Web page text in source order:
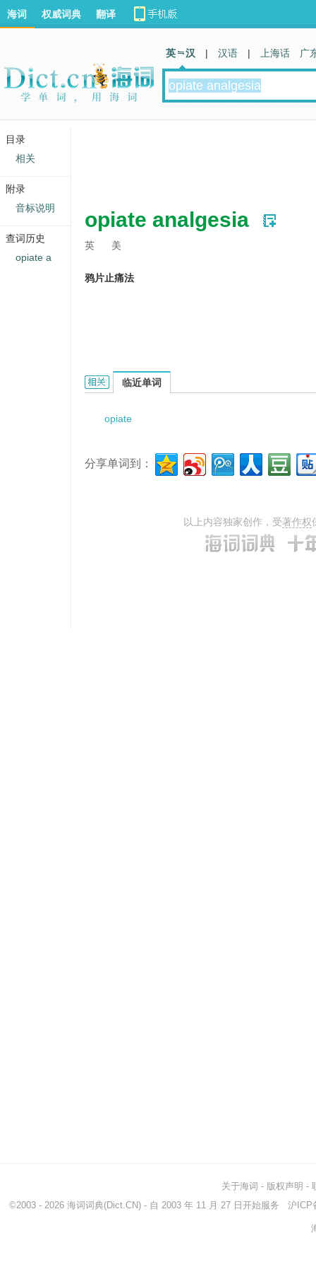
opiate analgesia
英 美
鸦片止痛法
opiate analgesia的相关资料：
临近单词
opiate
分享单词到：
以上内容独家创作，受著作权
海词 权威词典 翻译
英 汉 | 汉语 | 上海话 广
关于海词 - 版权声明 -
©2003 - 2026 海词词典(Dict.CN) - 自 2003 年 11 月 27 日开始服务 沪ICP
目录
相关
附录
音标说明
查词历史
opiate a